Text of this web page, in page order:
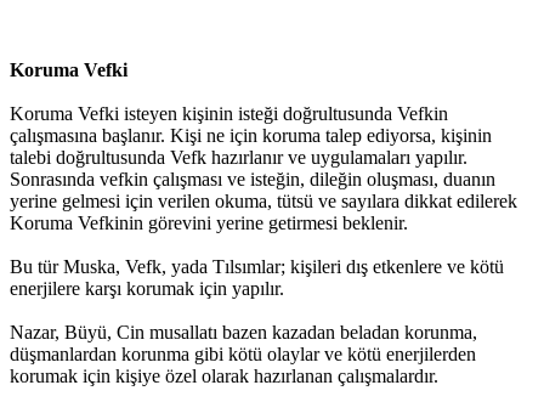
Koruma Vefki
Koruma Vefki isteyen kişinin isteği doğrultusunda Vefkin
çalışmasına başlanır. Kişi ne için koruma talep ediyorsa, kişinin
talebi doğrultusunda Vefk hazırlanır ve uygulamaları yapılır.
Sonrasında vefkin çalışması ve isteğin, dileğin oluşması, duanın
yerine gelmesi için verilen okuma, tütsü ve sayılara dikkat edilerek
Koruma Vefkinin görevini yerine getirmesi beklenir.
Bu tür Muska, Vefk, yada Tılsımlar; kişileri dış etkenlere ve kötü
enerjilere karşı korumak için yapılır.
Nazar, Büyü, Cin musallatı bazen kazadan beladan korunma,
düşmanlardan korunma gibi kötü olaylar ve kötü enerjilerden
korumak için kişiye özel olarak hazırlanan çalışmalardır.